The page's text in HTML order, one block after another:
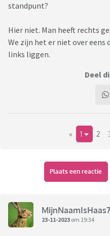
standpunt?
Hier niet. Man heeft rechts
We zijn het er niet over eens
links liggen.
Deel
« 1 2
Plaats een reactie
23-11-2023 om 19:34